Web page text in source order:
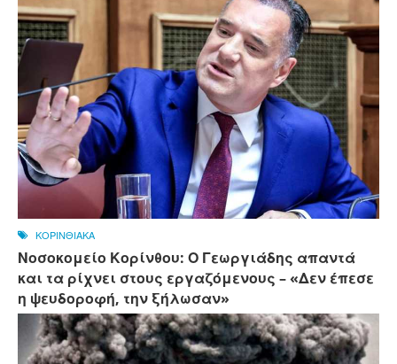
ΚΟΡΙΝΘΙΑΚΑ
Νοσοκομείο Κορίνθου: Ο Γεωργιάδης απαντά
και τα ρίχνει στους εργαζόμενους – «Δεν έπεσε
η ψευδοροφή, την ξήλωσαν»